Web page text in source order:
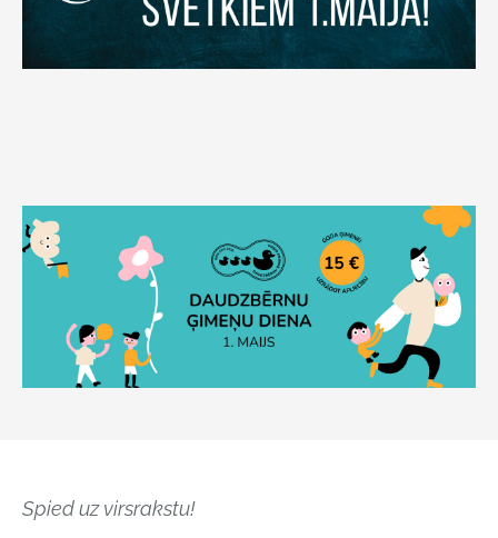
Spied uz virsrakstu!